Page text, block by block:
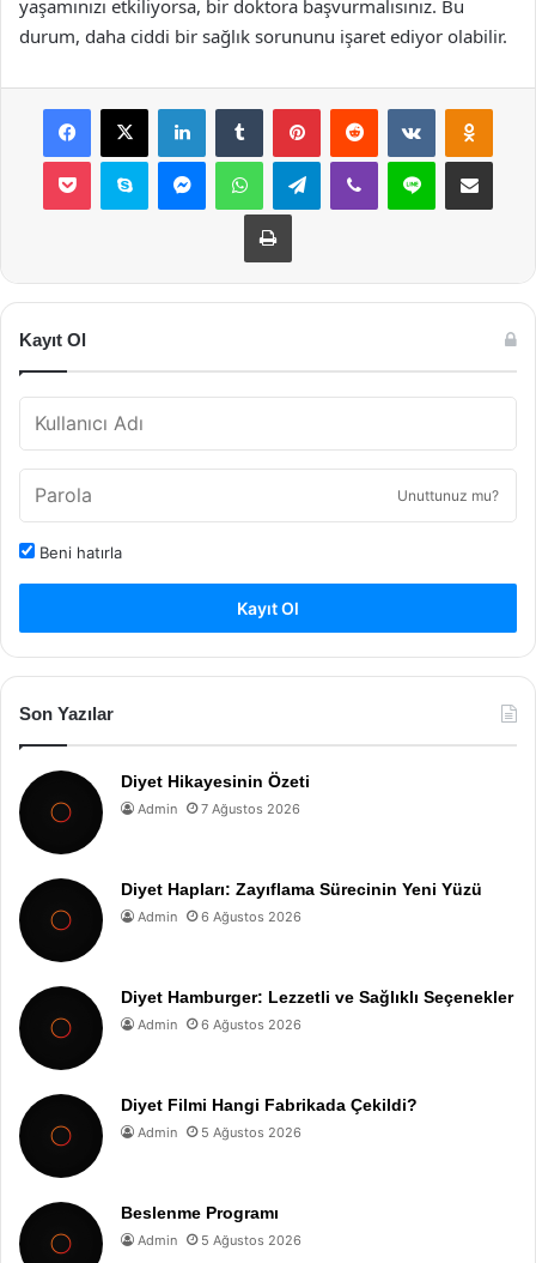
yaşamınızı etkiliyorsa, bir doktora başvurmalısınız. Bu
durum, daha ciddi bir sağlık sorununu işaret ediyor olabilir.
Facebook
X LinkedInTumblr PinterestReddit VKontakte
Pocket Skype MessengerWhatsAppTelegramViber Line E-Posta ile
Yazdır
Kayıt Ol
Unuttunuz mu?
Beni hatırla
Kayıt Ol
Son Yazılar
Diyet Hikayesinin Özeti
Admin 7 Ağustos 2026
Diyet Hapları: Zayıflama Sürecinin Yeni Yüzü
Admin 6 Ağustos 2026
Diyet Hamburger: Lezzetli ve Sağlıklı Seçenekler
Admin 6 Ağustos 2026
Diyet Filmi Hangi Fabrikada Çekildi?
Admin 5 Ağustos 2026
Beslenme Programı
Admin 5 Ağustos 2026